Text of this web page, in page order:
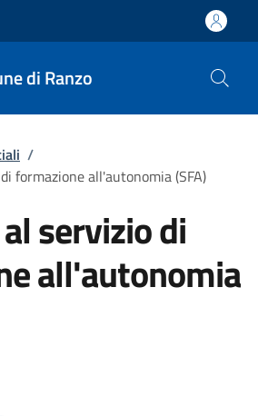
di Ranzo
/
formazione all'autonomia (SFA)
servizio di
all'autonomia